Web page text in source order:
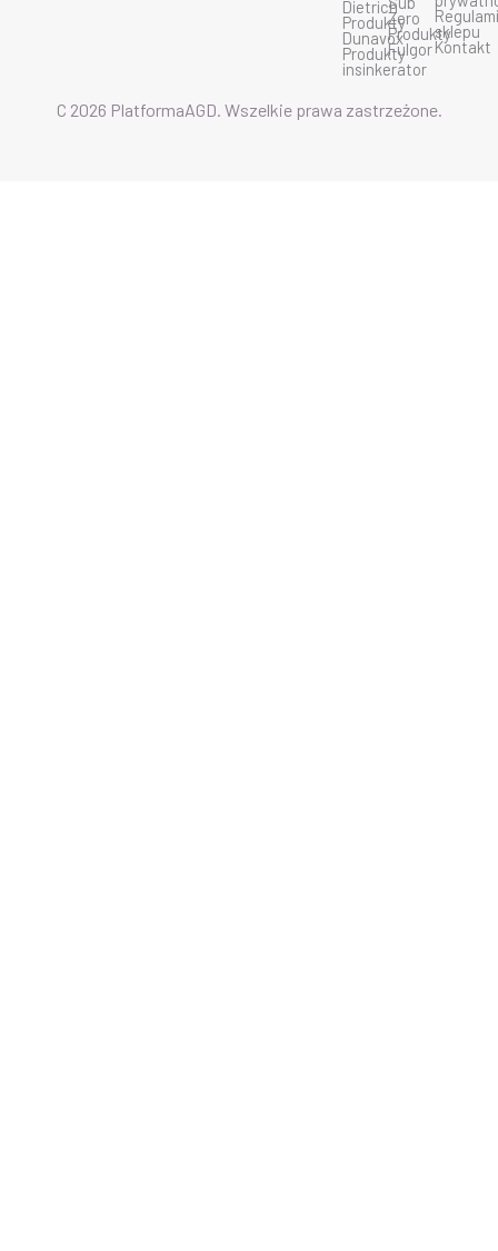
Dietrich
Produkty
Dunavox
Produkty
insinkerator
Zero
Produkty
Fulgor
sklepu
Kontakt
C 2026 PlatformaAGD. Wszelkie prawa zastrzeżone.